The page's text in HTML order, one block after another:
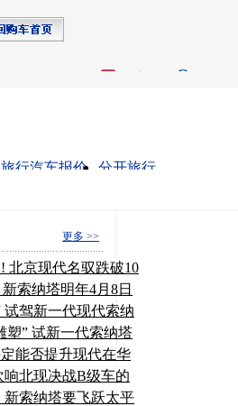
旅行汽车报价
分开旅行
更多 >>
北京现代名驭跌破10
索纳塔明年4月8日
试驾新一代现代索纳
塑” 试新一代索纳塔
能否提升现代在华
北现决战B级车的
索纳塔要飞跃太平